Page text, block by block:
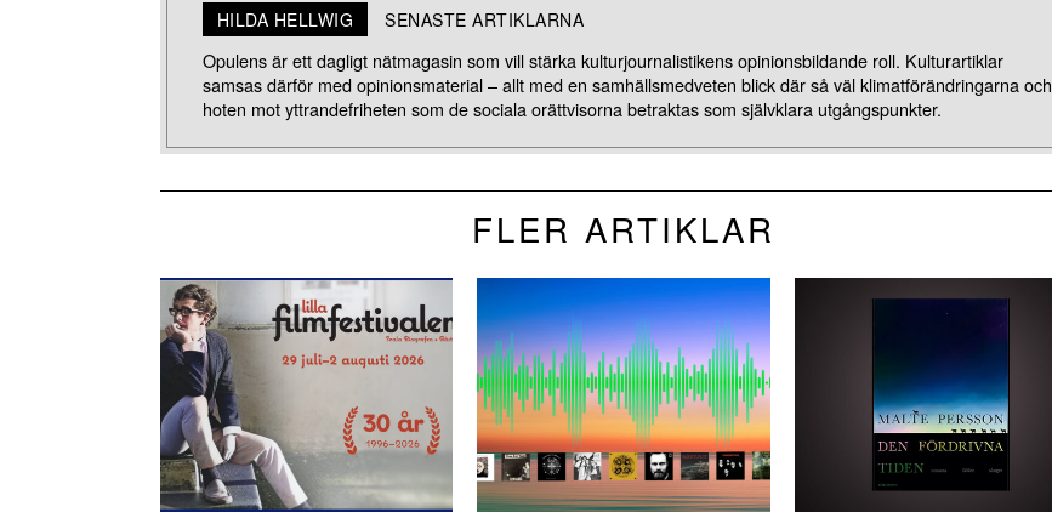
HILDA HELLWIG SENASTE ARTIKLARNA
Opulens är ett dagligt nätmagasin som vill stärka kulturjournalistikens opinionsbildande roll. Kulturartiklar
samsas därför med opinionsmaterial – allt med en samhällsmedveten blick där så väl klimatförändringarna och
hoten mot yttrandefriheten som de sociala orättvisorna betraktas som självklara utgångspunkter.
FLER ARTIKLAR